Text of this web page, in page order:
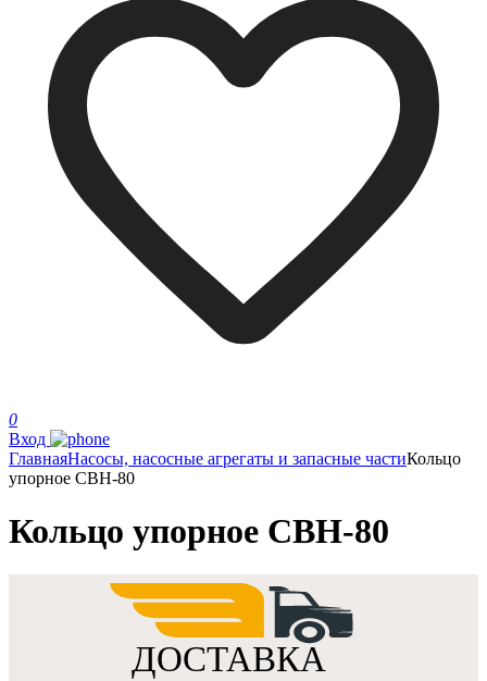
0
Вход
ГлавнаяНасосы, насосные агрегаты и запасные частиКольцо
упорное СВН-80
Кольцо упорное СВН-80